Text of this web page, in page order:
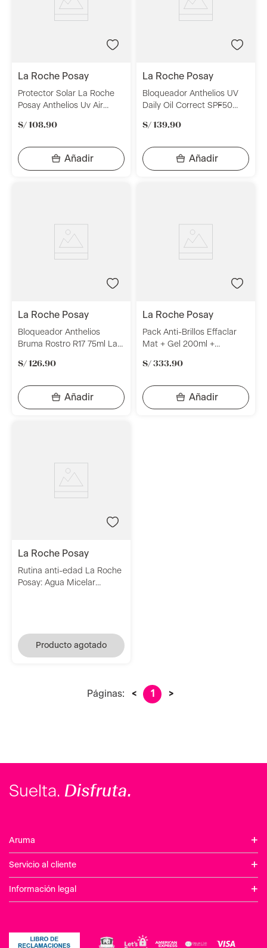
la roche posay
Protector Solar La Roche
Posay Anthelios Uv Air
S/ 108.90
la roche posay
Bloqueador Anthelios UV
Daily Oil Correct SPF50
S/ 139.90
la roche posay
Bloqueador Anthelios
Bruma Rostro R17 75ml La
S/ 126.90
la roche posay
Pack Anti-Brillos Effaclar
Mat + Gel 200ml +
S/ 333.90
la roche posay
Rutina anti-edad La Roche
Posay: Agua Micelar
Producto agotado
Páginas: < 1 >
Suelta. Disfruta.
Aruma +
Servicio al cliente +
Información legal +